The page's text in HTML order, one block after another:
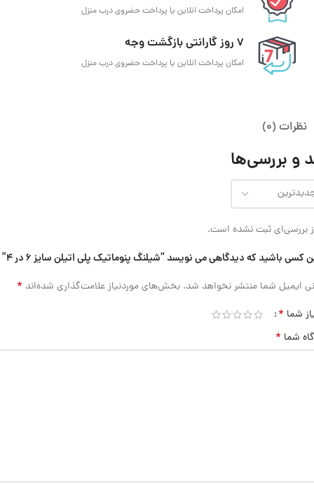
امکان پرداخت انلاین یا پرداخت حضروی درب منزل
7 روز گارانتی بازگشت وجه
امکان پرداخت انلاین یا پرداخت حضروی درب منزل
نظرات (0)
و بررسی‌ها
بررسی‌ای ثبت نشده است.
کسی باشید که دیدگاهی می نویسد “شیلنگ پنوماتیک پلی اتیلن سایز 6 در 4”
ایمیل شما منتشر نخواهد شد. بخش‌های موردنیاز علامت‌گذاری شده‌اند *
شما *
شما *